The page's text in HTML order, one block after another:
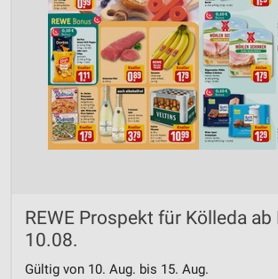
REWE Prospekt für Kölleda ab
10.08.
Gültig von 10. Aug. bis 15. Aug.